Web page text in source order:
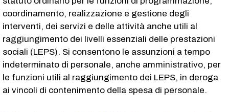
coordinamento, realizzazione e gestione degli
interventi, dei servizi e delle attività anche utili al
raggiungimento dei livelli essenziali delle prestazioni
sociali (LEPS). Si consentono le assunzioni a tempo
indeterminato di personale, anche amministrativo, per
le funzioni utili al raggiungimento dei LEPS, in deroga
ai vincoli di contenimento della spesa di personale.